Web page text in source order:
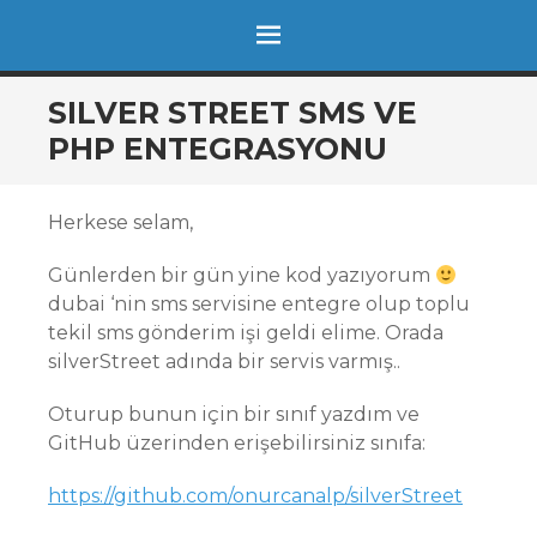
MENU
SKIP
TO
CONTENT
SILVER STREET SMS VE
PHP ENTEGRASYONU
Herkese selam,
Günlerden bir gün yine kod yazıyorum
dubai ‘nin sms servisine entegre olup toplu
tekil sms gönderim işi geldi elime. Orada
silverStreet adında bir servis varmış..
Oturup bunun için bir sınıf yazdım ve
GitHub üzerinden erişebilirsiniz sınıfa:
https://github.com/onurcanalp/silverStreet